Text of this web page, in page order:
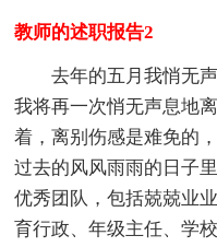
教师的述职报告2
去年的五月我悄无声
我将再一次悄无声息地
着，离别伤感是难免的
过去的风风雨雨的日子
优秀团队，包括兢兢业
育行政、年级主任、学